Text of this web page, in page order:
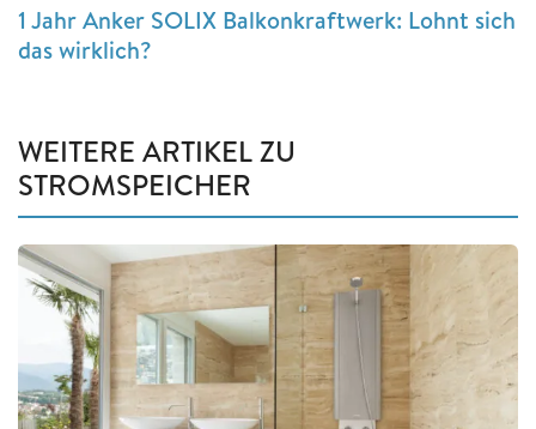
1 Jahr Anker SOLIX Balkonkraftwerk: Lohnt sich
das wirklich?
WEITERE ARTIKEL ZU
STROMSPEICHER